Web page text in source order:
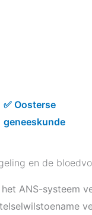
✅ Oosterse
geneeskunde
en de
ANS-systeem